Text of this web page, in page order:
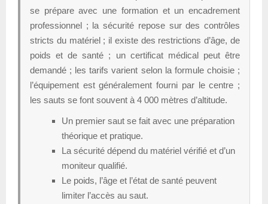
se prépare avec une formation et un encadrement
professionnel ; la sécurité repose sur des contrôles
stricts du matériel ; il existe des restrictions d’âge, de
poids et de santé ; un certificat médical peut être
demandé ; les tarifs varient selon la formule choisie ;
l’équipement est généralement fourni par le centre ;
les sauts se font souvent à 4 000 mètres d’altitude.
Un premier saut se fait avec une préparation
théorique et pratique.
La sécurité dépend du matériel vérifié et d’un
moniteur qualifié.
Le poids, l’âge et l’état de santé peuvent
limiter l’accès au saut.